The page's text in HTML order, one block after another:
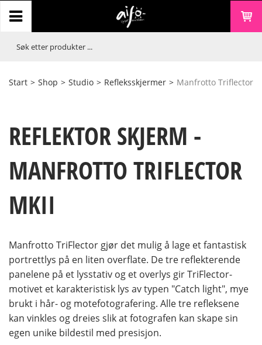
Start > Shop > Studio > Refleksskjermer > Manfrotto Triflector
REFLEKTOR SKJERM -
MANFROTTO TRIFLECTOR
MKII
Manfrotto TriFlector gjør det mulig å lage et fantastisk
portrettlys på en liten overflate. De tre reflekterende
panelene på et lysstativ og et overlys gir TriFlector-
motivet et karakteristisk lys av typen "Catch light", mye
brukt i hår- og motefotografering. Alle tre refleksene
kan vinkles og dreies slik at fotografen kan skape sin
egen unike bildestil med presisjon.